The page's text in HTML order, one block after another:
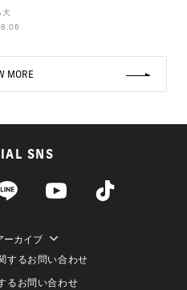
大
MORE
SNS
ーカイブ
するお問い合わせ
るお問い合わせ